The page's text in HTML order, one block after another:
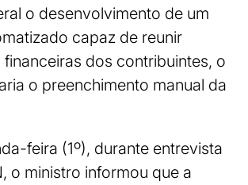
o desenvolvimento de um
capaz de reunir
dos contribuintes, o
o preenchimento manual da
feira (1º), durante entrevista
o ministro informou que a